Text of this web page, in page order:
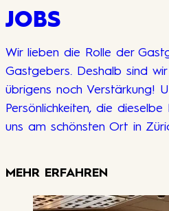
JOBS
Wir lieben die Rolle der
Gastgebers. Deshalb sind wir
übrigens noch Verstärkung!
Persönlichkeiten, die
uns am schönsten Ort in
MEHR ERFAHREN